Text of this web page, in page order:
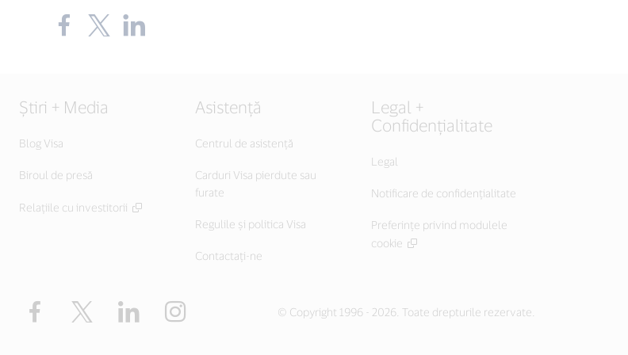
Share
the
link,
open
Share
the
the
window).
Știri + Media
Blog Visa
Biroul de presă
Relațiile cu investitorii
Asistență
Centrul de asistență
Carduri Visa pierdute sau
furate
Regulile și politica Visa
Contactați-ne
Legal +
Confidențialitate
Legal
Notificare de confidențialitate
Preferințe privind modulele
cookie
Facebook Twitter LinkedIn © Copyright 1996 - 2026. Toate drepturile rezervate.